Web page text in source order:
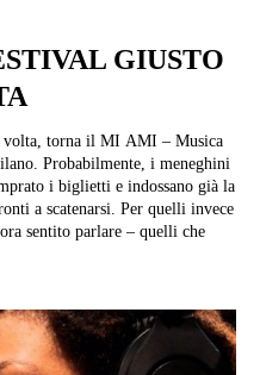
GIUSTO
volta, torna il MI AMI – Musica
Probabilmente, i meneghini
i biglietti e indossano già la
Per quelli invece
sentito parlare – quelli che